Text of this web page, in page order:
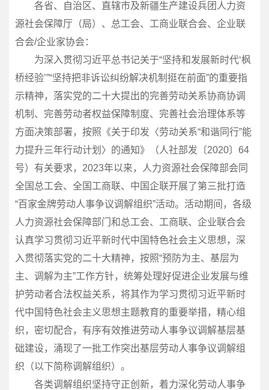
各省、自治区、直辖市及新疆生产建设兵团人力资
源社会保障厅（局）、总工会、工商业联合会、企业联
合会/企业家协会：
为深入贯彻习近平总书记关于“坚持和发展新时代‘枫
桥经验’”“坚持把非诉讼纠纷解决机制挺在前面”的重要指
示精神，落实党的二十大提出的完善劳动关系协商协调
机制、完善劳动者权益保障制度、完善社会治理体系等
方面决策部署，按照《关于印发〈劳动关系“和谐同行”能
力提升三年行动计划〉的通知》（人社部发〔2020〕64
号）有关要求，2023年以来，人力资源社会保障部会同
全国总工会、全国工商联、中国企联开展了第三批打造
“百家金牌劳动人事争议调解组织”活动。活动期间，各级
人力资源社会保障部门和总工会、工商联、企业联合会
认真学习贯彻习近平新时代中国特色社会主义思想，深
入贯彻落实党的二十大精神，按照“预防为主、基层为
主、调解为主”工作方针，统筹处理好促进企业发展与维
护劳动者合法权益关系，将其作为学习贯彻习近平新时
代中国特色社会主义思想主题教育的重要举措，精心组
织，密切配合，有序有效推进劳动人事争议调解基层基
础建设，涌现了一批工作突出基层劳动人事争议调解组
织（以下简称调解组织）。
各类调解组织坚持守正创新，着力深化劳动人事争